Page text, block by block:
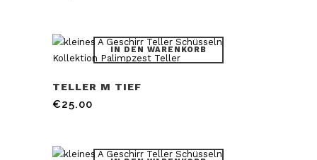
IN DEN WARENKORB
TELLER M TIEF
€25.00